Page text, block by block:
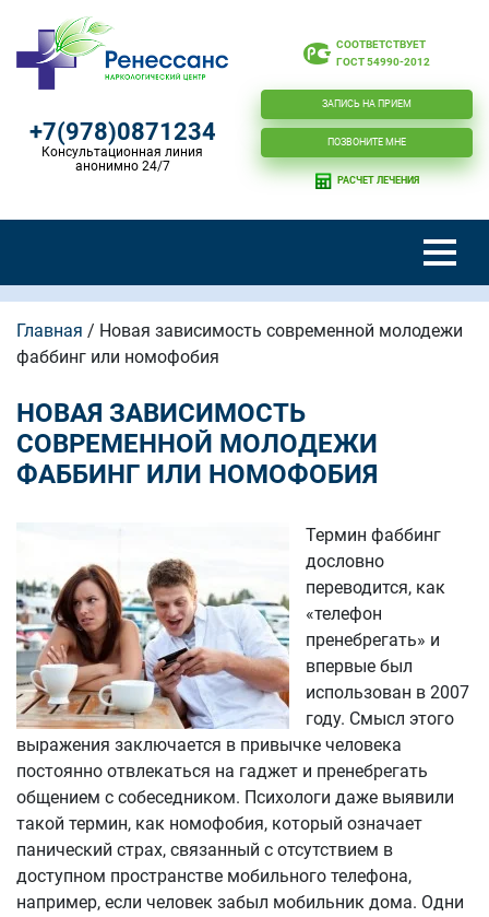
СООТВЕТСТВУЕТ
ГОСТ 54990-2012
+7(978)0871234
Консультационная линия
анонимно 24/7
ЗАПИСЬ НА ПРИЕМ
ПОЗВОНИТЕ МНЕ
РАСЧЕТ ЛЕЧЕНИЯ
Главная / Новая зависимость современной молодежи
фаббинг или номофобия
НОВАЯ ЗАВИСИМОСТЬ
СОВРЕМЕННОЙ МОЛОДЕЖИ
ФАББИНГ ИЛИ НОМОФОБИЯ
Термин фаббинг
дословно
переводится, как
«телефон
пренебрегать» и
впервые был
использован в 2007
году. Смысл этого
выражения заключается в привычке человека
постоянно отвлекаться на гаджет и пренебрегать
общением с собеседником. Психологи даже выявили
такой термин, как номофобия, который означает
панический страх, связанный с отсутствием в
доступном пространстве мобильного телефона,
например, если человек забыл мобильник дома. Одни